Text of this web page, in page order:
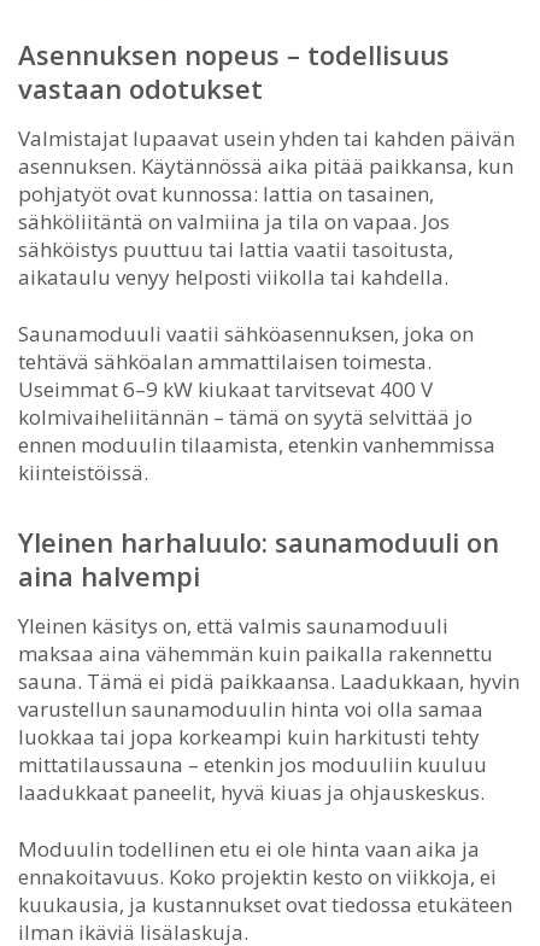
Asennuksen nopeus – todellisuus
vastaan odotukset
Valmistajat lupaavat usein yhden tai kahden päivän
asennuksen. Käytännössä aika pitää paikkansa, kun
pohjatyöt ovat kunnossa: lattia on tasainen,
sähköliitäntä on valmiina ja tila on vapaa. Jos
sähköistys puuttuu tai lattia vaatii tasoitusta,
aikataulu venyy helposti viikolla tai kahdella.
Saunamoduuli vaatii sähköasennuksen, joka on
tehtävä sähköalan ammattilaisen toimesta.
Useimmat 6–9 kW kiukaat tarvitsevat 400 V
kolmivaiheliitännän – tämä on syytä selvittää jo
ennen moduulin tilaamista, etenkin vanhemmissa
kiinteistöissä.
Yleinen harhaluulo: saunamoduuli on
aina halvempi
Yleinen käsitys on, että valmis saunamoduuli
maksaa aina vähemmän kuin paikalla rakennettu
sauna. Tämä ei pidä paikkaansa. Laadukkaan, hyvin
varustellun saunamoduulin hinta voi olla samaa
luokkaa tai jopa korkeampi kuin harkitusti tehty
mittatilaussauna – etenkin jos moduuliin kuuluu
laadukkaat paneelit, hyvä kiuas ja ohjauskeskus.
Moduulin todellinen etu ei ole hinta vaan aika ja
ennakoitavuus. Koko projektin kesto on viikkoja, ei
kuukausia, ja kustannukset ovat tiedossa etukäteen
ilman ikäviä lisälaskuja.